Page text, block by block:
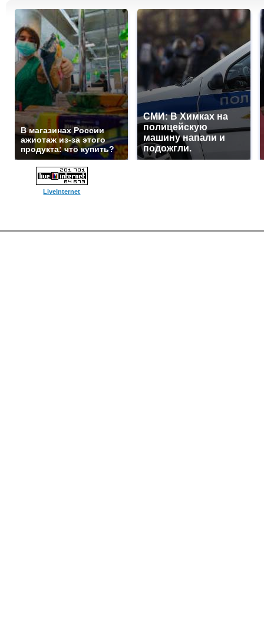
В магазинах России
ажиотаж из-за этого
продукта: что купить?
СМИ: В Химках на
полицейскую
машину напали и
подожгли.
LiveInternet